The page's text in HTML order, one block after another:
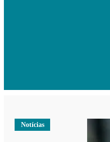
Notícias